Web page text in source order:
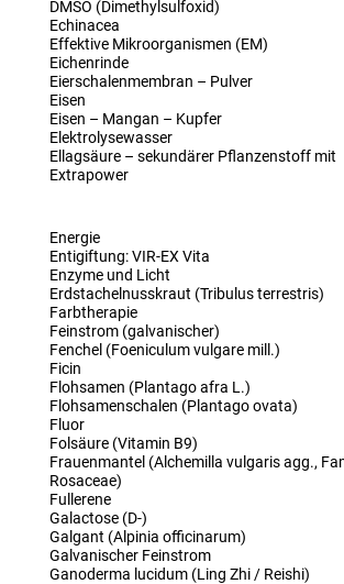
DMSO (Dimethylsulfoxid)
Echinacea
Effektive Mikroorganismen (EM)
Eichenrinde
Eierschalenmembran – Pulver
Eisen
Eisen – Mangan – Kupfer
Elektrolysewasser
Ellagsäure – sekundärer Pflanzenstoff mit
Extrapower
Energie
Entigiftung: VIR-EX Vita
Enzyme und Licht
Erdstachelnusskraut (Tribulus terrestris)
Farbtherapie
Feinstrom (galvanischer)
Fenchel (Foeniculum vulgare mill.)
Ficin
Flohsamen (Plantago afra L.)
Flohsamenschalen (Plantago ovata)
Fluor
Folsäure (Vitamin B9)
Frauenmantel (Alchemilla vulgaris agg.,
Rosaceae)
Fullerene
Galactose (D-)
Galgant (Alpinia officinarum)
Galvanischer Feinstrom
Ganoderma lucidum (Ling Zhi / Reishi)